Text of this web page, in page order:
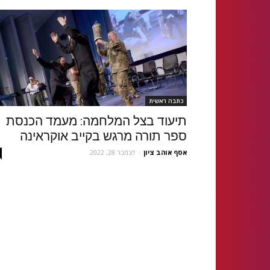
כתבה ראשית
תיעוד בצל המלחמה: מעמד הכנסת
ספר תורה מרגש בקייב אוקראינה
אסף אוהב ציון - דצמבר 28, 2022